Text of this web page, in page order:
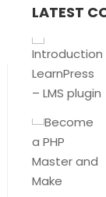
HTML5/
LATEST